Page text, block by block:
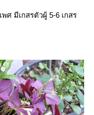
ศ มีเกสรตัวผู้ 5-6 เกสร